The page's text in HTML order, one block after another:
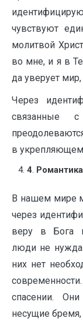
чувствуют
молитвой
во мне, и я в
да уверует
Через
связанные с
в укрепляющем
4.
В нашем мире
через
веру в Бога
люди не
них нет
спасении.
несущие